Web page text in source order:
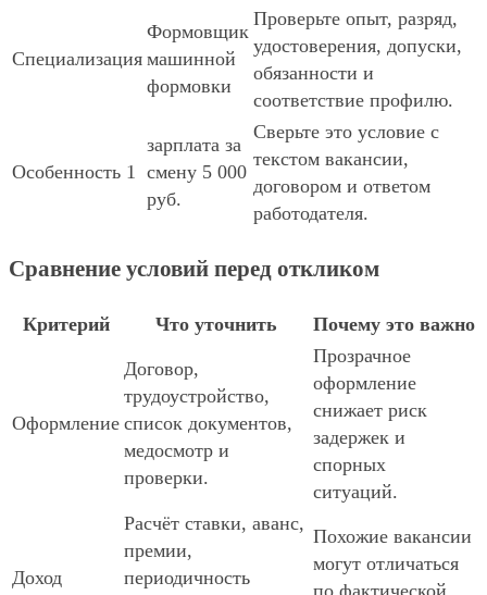
Специализация
Формовщик
машинной
формовки
Проверьте опыт, разряд,
удостоверения, допуски,
обязанности и
соответствие профилю.
Особенность 1
зарплата за
смену 5 000
руб.
Сверьте это условие с
текстом вакансии,
договором и ответом
работодателя.
Сравнение условий перед откликом
Критерий Что уточнить Почему это важно
Оформление
Договор,
трудоустройство,
список документов,
медосмотр и
проверки.
Прозрачное
оформление
снижает риск
задержек и
спорных
ситуаций.
Доход
Расчёт ставки, аванс,
премии,
периодичность
Похожие вакансии
могут отличаться